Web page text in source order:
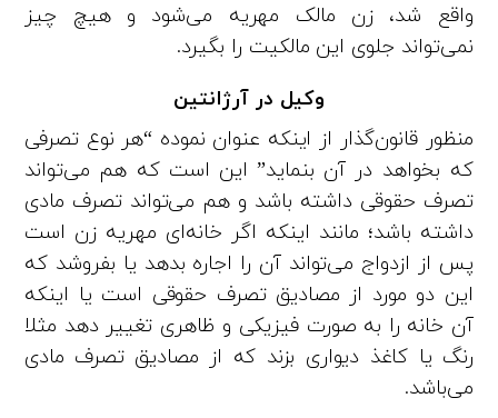
واقع شد، زن مالک مهریه می‌شود و هیچ چیز
نمی‌تواند جلوی این مالکیت را بگیرد.
وکیل در آرژانتین
منظور قانون‌گذار از اینکه عنوان نموده “هر نوع تصرفی
که بخواهد در آن بنماید” این است که هم می‌تواند
تصرف حقوقی داشته باشد و هم می‌تواند تصرف مادی
داشته باشد؛ مانند اینکه اگر خانه‌ای مهریه زن است
پس از ازدواج می‌تواند آن را اجاره بدهد یا بفروشد که
این دو مورد از مصادیق تصرف حقوقی است یا اینکه
آن خانه را به صورت فیزیکی و ظاهری تغییر دهد مثلا
رنگ یا کاغذ دیواری بزند که از مصادیق تصرف مادی
می‌باشد.